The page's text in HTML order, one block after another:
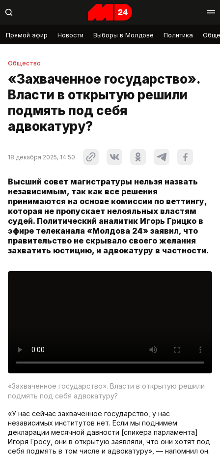
Прямой эфир Новости Выборы в Молдове Политика
Общество
«Захваченное государство».
Власти в открытую решили
подмять под себя
адвокатуру?
18 декабря 2025, 14:50
Высший совет магистратуры нельзя назвать
независимым, так как все решения
принимаются на основе комиссии по веттингу,
которая не пропускает нелояльных властям
судей. Политический аналитик Игорь Грицко в
эфире телеканала «Молдова 24» заявил, что
правительство не скрывало своего желания
захватить юстицию, и адвокатуру в частности.
«Захваченное государство». Власти в открытую решили
подмять под себя адвокатуру?
«У нас сейчас захваченное государство, у нас
независимых институтов нет. Если мы поднимем
декларации месячной давности [спикера парламента]
Игоря Гросу, они в открытую заявляли, что они хотят под
себя подмять в том числе и адвокатуру», — напомнил он.